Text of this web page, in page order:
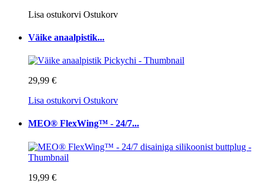
Lisa ostukorvi Ostukorv
Väike anaalpistik...
29,99 €
Lisa ostukorvi Ostukorv
MEO® FlexWing™ - 24/7...
19,99 €